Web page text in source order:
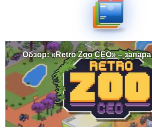
Обзор: «Retro Zoo CEO» –